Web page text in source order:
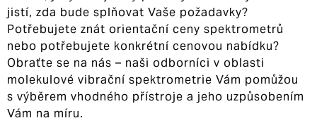
jistí, zda bude splňovat Vaše požadavky?
Potřebujete znát orientační ceny spektrometrů
nebo potřebujete konkrétní cenovou nabídku?
Obraťte se na nás – naši odborníci v oblasti
molekulové vibrační spektrometrie Vám pomůžou
s výběrem vhodného přístroje a jeho uzpůsobením
Vám na míru.